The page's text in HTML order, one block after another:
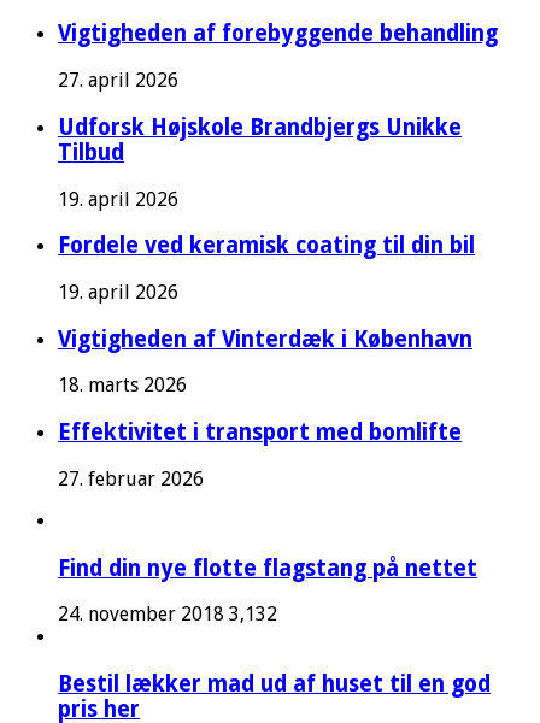
Vigtigheden af forebyggende behandling
27. april 2026
Udforsk Højskole Brandbjergs Unikke
Tilbud
19. april 2026
Fordele ved keramisk coating til din bil
19. april 2026
Vigtigheden af Vinterdæk i København
18. marts 2026
Effektivitet i transport med bomlifte
27. februar 2026
Find din nye flotte flagstang på nettet
24. november 2018 3,132
Bestil lækker mad ud af huset til en god
pris her